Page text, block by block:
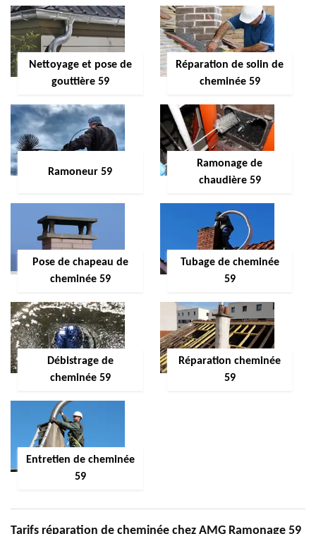
Nettoyage et pose de
gouttière 59
Réparation de solin de
cheminée 59
Ramoneur 59
Ramonage de
chaudière 59
Pose de chapeau de
cheminée 59
Tubage de cheminée
59
Débistrage de
cheminée 59
Réparation cheminée
59
Entretien de cheminée
59
Tarifs réparation de cheminée chez AMG Ramonage 59